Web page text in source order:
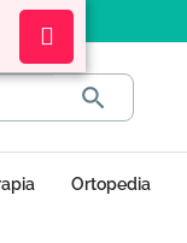

Ortopedia